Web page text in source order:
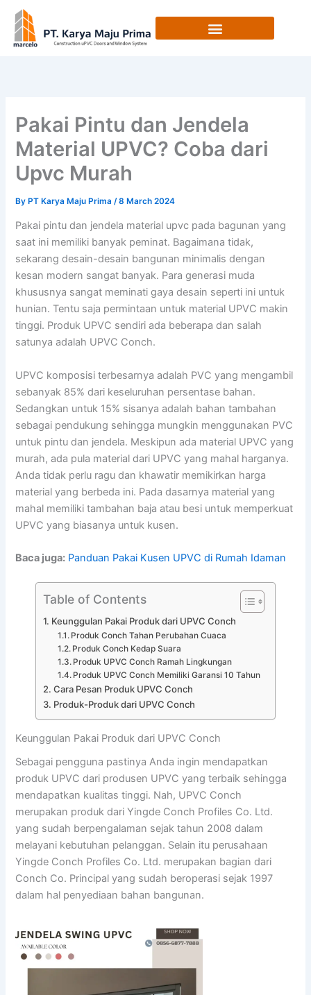
content
Pakai Pintu dan Jendela
Material UPVC? Coba dari
Upvc Murah
ByPT Karya Maju Prima /8 March 2024
Pakai pintu dan jendela material upvc pada bagunan yang
saat ini memiliki banyak peminat. Bagaimana tidak,
sekarang desain-desain bangunan minimalis dengan
kesan modern sangat banyak. Para generasi muda
khususnya sangat meminati gaya desain seperti ini untuk
hunian. Tentu saja permintaan untuk material UPVC makin
tinggi. Produk UPVC sendiri ada beberapa dan salah
satunya adalah UPVC Conch.
UPVC komposisi terbesarnya adalah PVC yang mengambil
sebanyak 85% dari keseluruhan persentase bahan.
Sedangkan untuk 15% sisanya adalah bahan tambahan
sebagai pendukung sehingga mungkin menggunakan PVC
untuk pintu dan jendela. Meskipun ada material UPVC yang
murah, ada pula material dari UPVC yang mahal harganya.
Anda tidak perlu ragu dan khawatir memikirkan harga
material yang berbeda ini. Pada dasarnya material yang
mahal memiliki tambahan baja atau besi untuk memperkuat
UPVC yang biasanya untuk kusen.
Baca juga: Panduan Pakai Kusen UPVC di Rumah Idaman
Table of Contents
Keunggulan Pakai Produk dari UPVC Conch
Produk Conch Tahan Perubahan Cuaca
Produk Conch Kedap Suara
Produk UPVC Conch Ramah Lingkungan
Produk UPVC Conch Memiliki Garansi 10 Tahun
Cara Pesan Produk UPVC Conch
Produk-Produk dari UPVC Conch
Keunggulan Pakai Produk dari UPVC Conch
Sebagai pengguna pastinya Anda ingin mendapatkan
produk UPVC dari produsen UPVC yang terbaik sehingga
mendapatkan kualitas tinggi. Nah, UPVC Conch
merupakan produk dari Yingde Conch Profiles Co. Ltd.
yang sudah berpengalaman sejak tahun 2008 dalam
melayani kebutuhan pelanggan. Selain itu perusahaan
Yingde Conch Profiles Co. Ltd. merupakan bagian dari
Conch Co. Principal yang sudah beroperasi sejak 1997
dalam hal penyediaan bahan bangunan.